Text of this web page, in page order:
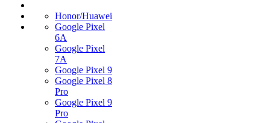
Honor/Huawei
Google Pixel
6A
Google Pixel
7А
Google Pixel 9
Google Pixel 8
Pro
Google Pixel 9
Pro